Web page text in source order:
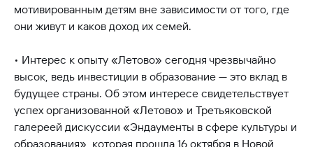
мотивированным детям вне зависимости от того, где
они живут и каков доход их семей.
• Интерес к опыту «Летово» сегодня чрезвычайно
высок, ведь инвестиции в образование — это вклад в
будущее страны. Об этом интересе свидетельствует
успех организованной «Летово» и Третьяковской
галереей дискуссии «Эндаументы в сфере культуры и
образования», которая прошла 16 октября в Новой